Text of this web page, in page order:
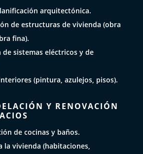
arquitectónica.
de estructuras de vivienda (obra
fina).
de sistemas eléctricos y de
(pintura, azulejos, pisos).
Y RENOVACIÓN
de cocinas y baños.
la vivienda (habitaciones,